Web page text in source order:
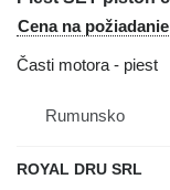
Cena na požiadanie
Časti motora - piest
Rumunsko
ROYAL DRU SRL